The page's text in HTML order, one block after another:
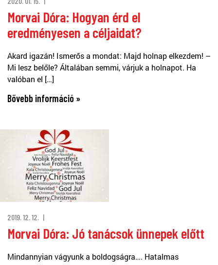
Morvai Dóra: Hogyan érd el
eredményesen a céljaidat?
Akard igazán! Ismerős a mondat: Majd holnap elkezdem! –
Mi lesz belőle? Általában semmi, várjuk a holnapot. Ha
valóban el […]
Bővebb információ »
2019. 12. 12.
Morvai Dóra: Jó tanácsok ünnepek előtt
Mindannyian vágyunk a boldogságra…. Hatalmas